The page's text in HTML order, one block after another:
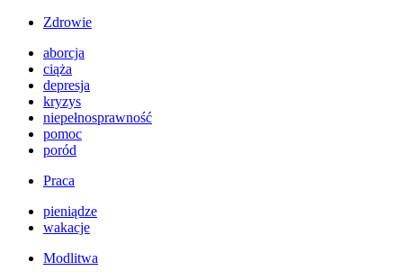
Zdrowie
aborcja
ciąża
depresja
kryzys
niepełnosprawność
pomoc
poród
Praca
pieniądze
wakacje
Modlitwa